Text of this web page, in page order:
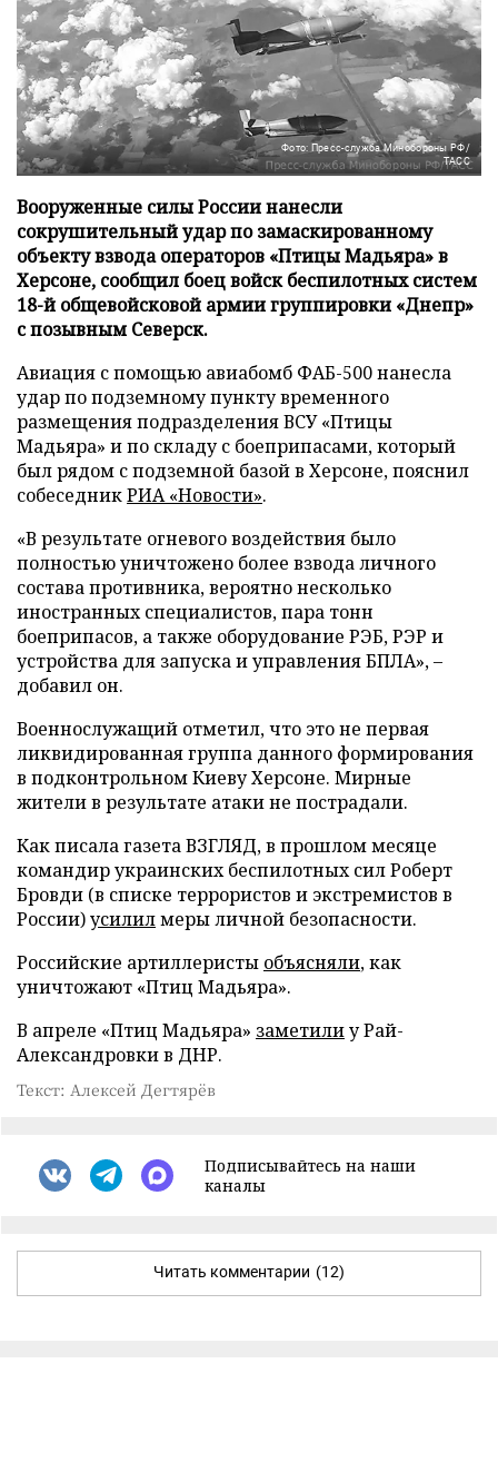
Фото: Пресс-служба Минобороны РФ/
ТАСС
Вооруженные силы России нанесли
сокрушительный удар по замаскированному
объекту взвода операторов «Птицы Мадьяра» в
Херсоне, сообщил боец войск беспилотных систем
18-й общевойсковой армии группировки «Днепр»
с позывным Северск.
Авиация с помощью авиабомб ФАБ-500 нанесла
удар по подземному пункту временного
размещения подразделения ВСУ «Птицы
Мадьяра» и по складу с боеприпасами, который
был рядом с подземной базой в Херсоне, пояснил
собеседникРИА «Новости».
«В результате огневого воздействия было
полностью уничтожено более взвода личного
состава противника, вероятно несколько
иностранных специалистов, пара тонн
боеприпасов, а также оборудование РЭБ, РЭР и
устройства для запуска и управления БПЛА», –
добавил он.
Военнослужащий отметил, что это не первая
ликвидированная группа данного формирования
в подконтрольном Киеву Херсоне. Мирные
жители в результате атаки не пострадали.
Как писала газета ВЗГЛЯД, в прошлом месяце
командир украинских беспилотных сил Роберт
Бровди (в списке террористов и экстремистов в
России)усилилмеры личной безопасности.
Российские артиллеристы объясняли, как
уничтожают «Птиц Мадьяра».
В апреле «Птиц Мадьяра» заметилиу Рай-
Александровки в ДНР.
Текст: Алексей Дегтярёв
Подписывайтесь на наши
каналы
Читать комментарии (12)